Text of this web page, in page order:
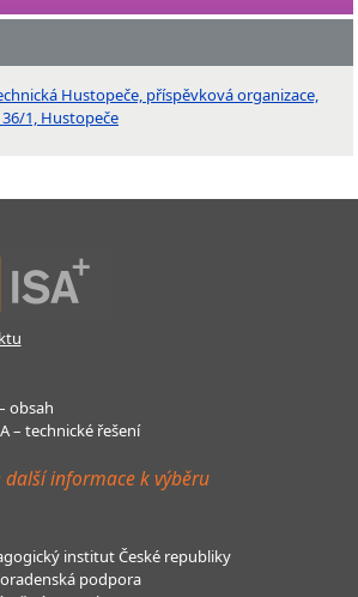
Hustopeče, příspěvková organizace,
1, Hustopeče
obsah
– technické řešení
další informace k výběru
institut České republiky
podpora